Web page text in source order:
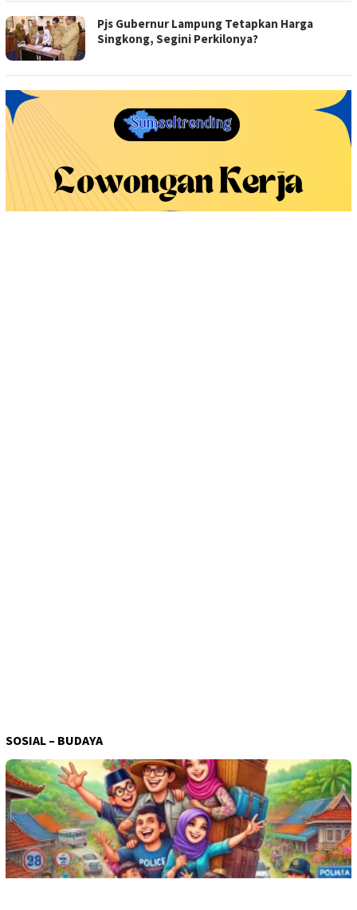
Pjs Gubernur Lampung Tetapkan Harga
Singkong, Segini Perkilonya?
SOSIAL – BUDAYA